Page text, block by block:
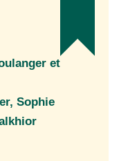
et
Sophie